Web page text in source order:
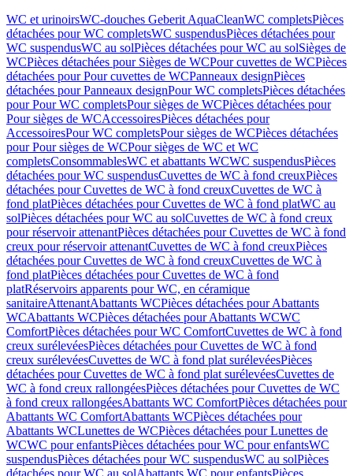
WC et urinoirsWC-douches Geberit AquaCleanWC completsPièces
détachées pour WC completsWC suspendusPièces détachées pour
WC suspendusWC au solPièces détachées pour WC au solSièges de
WCPièces détachées pour Sièges de WCPour cuvettes de WCPièces
détachées pour Pour cuvettes de WCPanneaux designPièces
détachées pour Panneaux designPour WC completsPièces détachées
pour Pour WC completsPour sièges de WCPièces détachées pour
Pour sièges de WCAccessoiresPièces détachées pour
AccessoiresPour WC completsPour sièges de WCPièces détachées
pour Pour sièges de WCPour sièges de WC et WC
completsConsommablesWC et abattants WCWC suspendusPièces
détachées pour WC suspendusCuvettes de WC à fond creuxPièces
détachées pour Cuvettes de WC à fond creuxCuvettes de WC à
fond platPièces détachées pour Cuvettes de WC à fond platWC au
solPièces détachées pour WC au solCuvettes de WC à fond creux
pour réservoir attenantPièces détachées pour Cuvettes de WC à fond
creux pour réservoir attenantCuvettes de WC à fond creuxPièces
détachées pour Cuvettes de WC à fond creuxCuvettes de WC à
fond platPièces détachées pour Cuvettes de WC à fond
platRéservoirs apparents pour WC, en céramique
sanitaireAttenantAbattants WCPièces détachées pour Abattants
WCAbattants WCPièces détachées pour Abattants WCWC
ComfortPièces détachées pour WC ComfortCuvettes de WC à fond
creux surélevéesPièces détachées pour Cuvettes de WC à fond
creux surélevéesCuvettes de WC à fond plat surélevéesPièces
détachées pour Cuvettes de WC à fond plat surélevéesCuvettes de
WC à fond creux rallongéesPièces détachées pour Cuvettes de WC
à fond creux rallongéesAbattants WC ComfortPièces détachées pour
Abattants WC ComfortAbattants WCPièces détachées pour
Abattants WCLunettes de WCPièces détachées pour Lunettes de
WCWC pour enfantsPièces détachées pour WC pour enfantsWC
suspendusPièces détachées pour WC suspendusWC au solPièces
détachées pour WC au solAbattants WC pour enfantsPièces